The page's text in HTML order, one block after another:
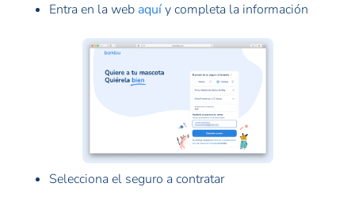
Entra en la web aquíy completa la información
Selecciona el seguro a contratar